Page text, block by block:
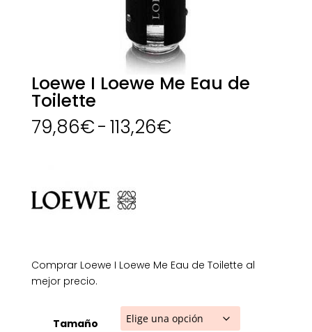
Loewe I Loewe Me Eau de
Toilette
79,86€-113,26€Rango
Comprar Loewe I Loewe Me Eau de Toilette al
mejor precio.
Tamaño